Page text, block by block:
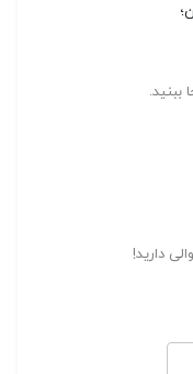
ببنید.
دارید!